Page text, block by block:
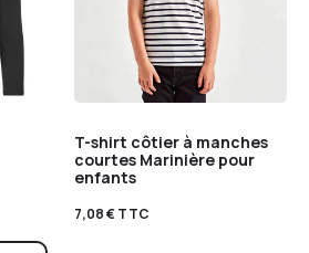
T-shirt côtier à manches
courtes Marinière pour
enfants
7,08€TTC